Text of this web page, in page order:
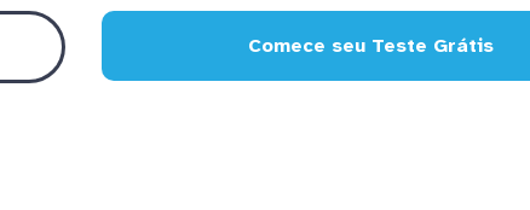
Comece seu Teste Grátis